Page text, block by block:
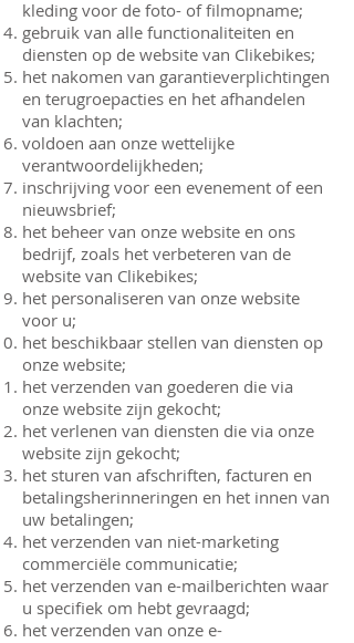
kleding voor de foto- of filmopname;
gebruik van alle functionaliteiten en
diensten op de website van Clikebikes;
het nakomen van garantieverplichtingen
en terugroepacties en het afhandelen
van klachten;
voldoen aan onze wettelijke
verantwoordelijkheden;
inschrijving voor een evenement of een
nieuwsbrief;
het beheer van onze website en ons
bedrijf, zoals het verbeteren van de
website van Clikebikes;
het personaliseren van onze website
voor u;
het beschikbaar stellen van diensten op
onze website;
het verzenden van goederen die via
onze website zijn gekocht;
het verlenen van diensten die via onze
website zijn gekocht;
het sturen van afschriften, facturen en
betalingsherinneringen en het innen van
uw betalingen;
het verzenden van niet-marketing
commerciële communicatie;
het verzenden van e-mailberichten waar
u specifiek om hebt gevraagd;
het verzenden van onze e-